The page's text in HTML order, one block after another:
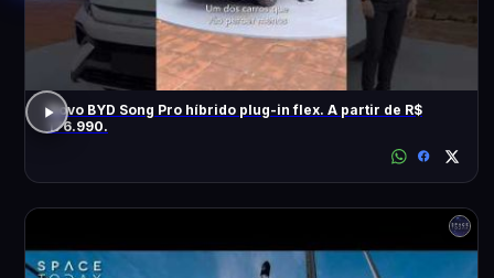
Novo BYD Song Pro híbrido plug-in flex. A partir de R$
176.990.